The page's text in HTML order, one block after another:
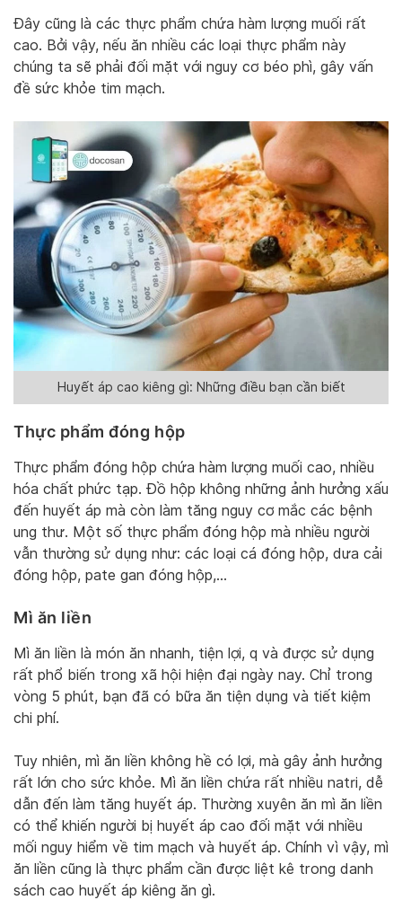
Đây cũng là các thực phẩm chứa hàm lượng muối rất
cao. Bởi vậy, nếu ăn nhiều các loại thực phẩm này
chúng ta sẽ phải đối mặt với nguy cơ béo phì, gây vấn
đề sức khỏe tim mạch.
Huyết áp cao kiêng gì: Những điều bạn cần biết
Thực phẩm đóng hộp
Thực phẩm đóng hộp chứa hàm lượng muối cao, nhiều
hóa chất phức tạp. Đồ hộp không những ảnh hưởng xấu
đến huyết áp mà còn làm tăng nguy cơ mắc các bệnh
ung thư. Một số thực phẩm đóng hộp mà nhiều người
vẫn thường sử dụng như: các loại cá đóng hộp, dưa cải
đóng hộp, pate gan đóng hộp,…
Mì ăn liền
Mì ăn liền là món ăn nhanh, tiện lợi, q và được sử dụng
rất phổ biến trong xã hội hiện đại ngày nay. Chỉ trong
vòng 5 phút, bạn đã có bữa ăn tiện dụng và tiết kiệm
chi phí.
Tuy nhiên, mì ăn liền không hề có lợi, mà gây ảnh hưởng
rất lớn cho sức khỏe. Mì ăn liền chứa rất nhiều natri, dễ
dẫn đến làm tăng huyết áp. Thường xuyên ăn mì ăn liền
có thể khiến người bị huyết áp cao đối mặt với nhiều
mối nguy hiểm về tim mạch và huyết áp. Chính vì vậy, mì
ăn liền cũng là thực phẩm cần được liệt kê trong danh
sách cao huyết áp kiêng ăn gì.